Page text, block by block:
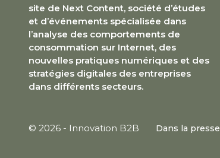
site de Next Content, société d’études
et d’événements spécialisée dans
l’analyse des comportements de
consommation sur Internet, des
nouvelles pratiques numériques et des
stratégies digitales des entreprises
dans différents secteurs.
© 2026 - Innovation B2B Dans la presse